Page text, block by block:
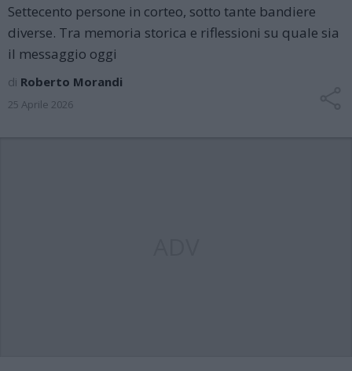
Settecento persone in corteo, sotto tante bandiere
diverse. Tra memoria storica e riflessioni su quale sia
il messaggio oggi
di Roberto Morandi
25 Aprile 2026